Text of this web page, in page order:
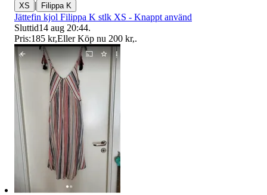
XS | Filippa K
Jättefin kjol Filippa K stlk XS - Knappt använd
Sluttid14 aug 20:44.
Pris:185 kr,Eller Köp nu 200 kr,.